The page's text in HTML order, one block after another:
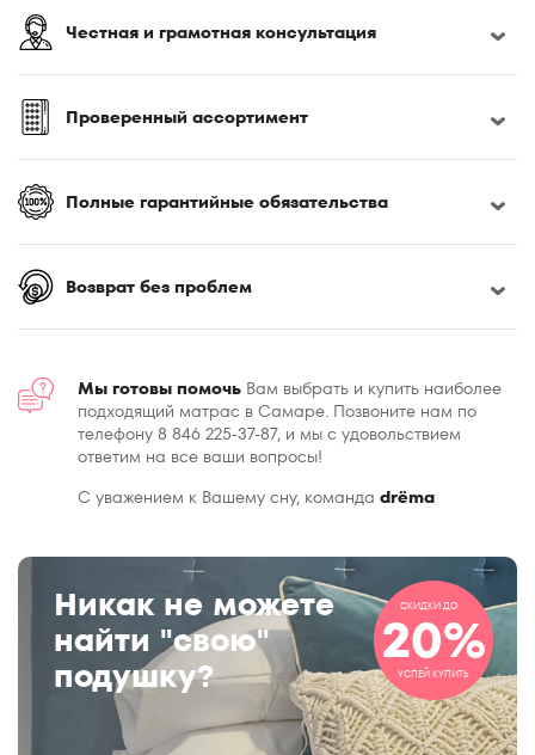
180x210
180x220
185x200
190x200
200x200
200x210
200x220
Честная и грамотная консультация
Проверенный ассортимент
Полные гарантийные обязательства
Возврат без проблем
Мы готовы помочь Вам выбрать и купить наиболее
подходящий матрас в Самаре. Позвоните нам по
телефону 8 846 225-37-87, и мы с удовольствием
ответим на все ваши вопросы!
С уважением к Вашему сну, команда drёma
Никак не можете
найти "свою"
подушку?
СКИДКИ ДО
20%
УСПЕЙ КУПИТЬ